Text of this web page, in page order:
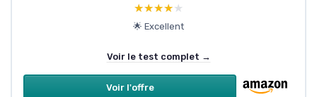
★★★★★
★★★★★
🌟 Excellent
Voir le test complet →
Voir l'offre